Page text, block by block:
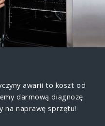
awarii to koszt od
darmową diagnozę
na naprawę sprzętu!